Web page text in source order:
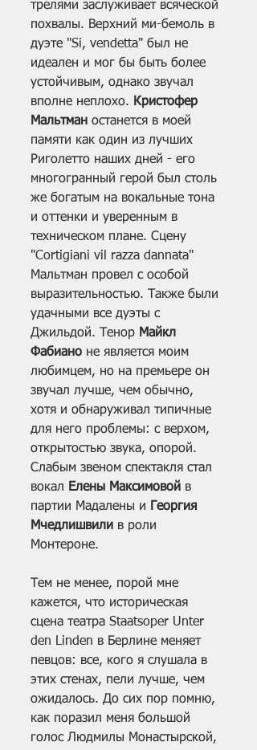
трелями заслуживает всяческой
похвалы. Верхний ми-бемоль в
дуэте "Si, vendetta" был не
идеален и мог бы быть более
устойчивым, однако звучал
вполне неплохо. Кристофер
Мальтман останется в моей
памяти как один из лучших
Риголетто наших дней - его
многогранный герой был столь
же богатым на вокальные тона
и оттенки и уверенным в
техническом плане. Сцену
"Cortigiani vil razza dannata"
Мальтман провел с особой
выразительностью. Также были
удачными все дуэты с
Джильдой. Тенор Майкл
Фабиано не является моим
любимцем, но на премьере он
звучал лучше, чем обычно,
хотя и обнаруживал типичные
для него проблемы: с верхом,
открытостью звука, опорой.
Слабым звеном спектакля стал
вокал Елены Максимовой в
партии Мадалены и Георгия
Мчедлишвили в роли
Монтероне.
Тем не менее, порой мне
кажется, что историческая
сцена театра Staatsoper Unter
den Linden в Берлине меняет
певцов: все, кого я слушала в
этих стенах, пели лучше, чем
ожидалось. До сих пор помню,
как поразил меня большой
голос Людмилы Монастырской,